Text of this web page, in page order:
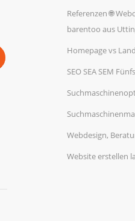
Referenzen 🌐
barentoo aus
Homepage vs
SEO SEA SEM
Webdesign,
Website erstellen